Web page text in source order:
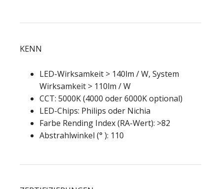
KENN
LED-Wirksamkeit > 140lm / W, System
Wirksamkeit > 110lm / W
CCT: 5000K (4000 oder 6000K optional)
LED-Chips: Philips oder Nichia
Farbe Rending Index (RA-Wert): >82
Abstrahlwinkel (° ): 110